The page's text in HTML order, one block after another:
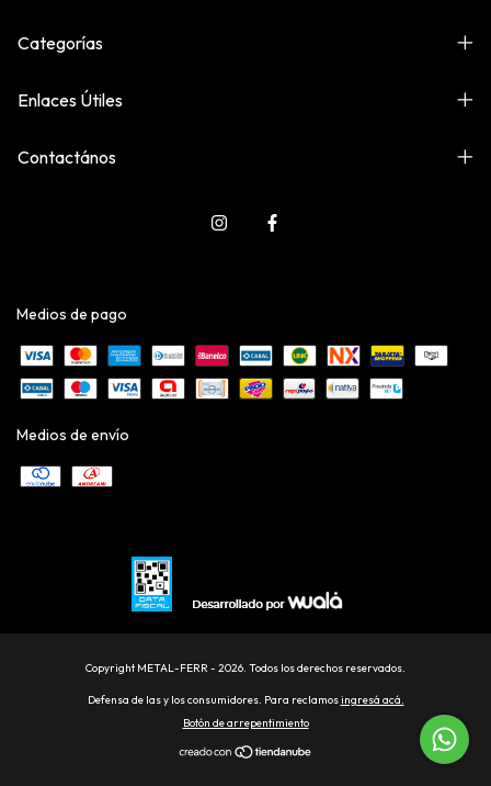
Categorías
Enlaces Útiles
Contactános
Medios de pago
Medios de envío
Copyright METAL-FERR - 2026. Todos los derechos reservados.
Defensa de las y los consumidores. Para reclamosingresá acá.
Botón de arrepentimiento